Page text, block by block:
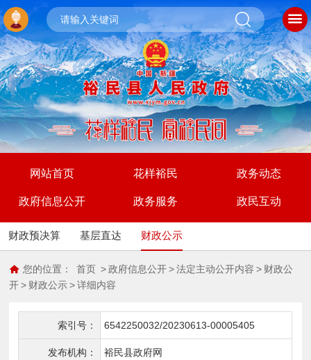
网站首页 花样裕民 政务动态
政府信息公开 政务服务 政民互动
财政预决算 基层直达 财政公示
您的位置： 首页 > 政府信息公开 > 法定主动公开内容 > 财政公
开 > 财政公示 > 详细内容
索引号： 6542250032/20230613-00005405
发布机构： 裕民县政府网